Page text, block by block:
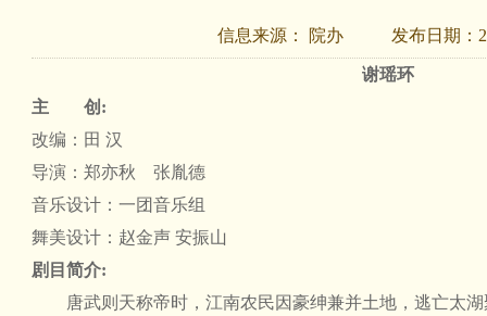
信息来源： 院办 发布日期：
谢瑶环
主 创:
改编：田 汉
导演：郑亦秋 张胤德
音乐设计：一团音乐组
舞美设计：赵金声 安振山
剧目简介:
唐武则天称帝时，江南农民因豪绅兼并土地，逃亡太湖